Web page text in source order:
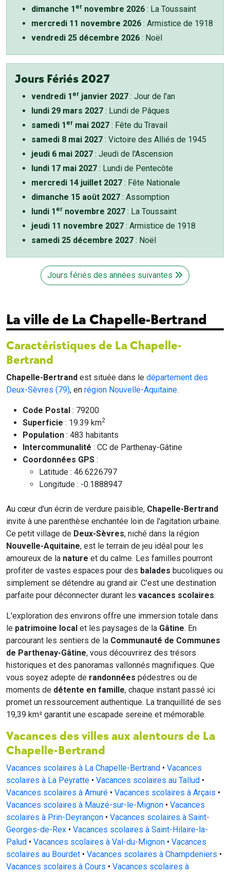
dimanche 1 er novembre 2026 : La Toussaint
mercredi 11 novembre 2026 : Armistice de 1918
vendredi 25 décembre 2026 : Noël
Jours Fériés 2027
vendredi 1 er janvier 2027 : Jour de l'an
lundi 29 mars 2027 : Lundi de Pâques
samedi 1 er mai 2027 : Fête du Travail
samedi 8 mai 2027 : Victoire des Alliés de 1945
jeudi 6 mai 2027 : Jeudi de l'Ascension
lundi 17 mai 2027 : Lundi de Pentecôte
mercredi 14 juillet 2027 : Fête Nationale
dimanche 15 août 2027 : Assomption
lundi 1 er novembre 2027 : La Toussaint
jeudi 11 novembre 2027 : Armistice de 1918
samedi 25 décembre 2027 : Noël
Jours fériés des années suivantes
La ville de La Chapelle-Bertrand
Caractéristiques de La Chapelle-
Bertrand
Chapelle-Bertrand est située dans le département des
Deux-Sèvres (79), en région Nouvelle-Aquitaine.
Code Postal : 79200
Superficie : 19.39 km2
Population : 483 habitants
Intercommunalité : CC de Parthenay-Gâtine
Coordonnées GPS :
Latitude : 46.6226797
Longitude : -0.1888947
Au cœur d'un écrin de verdure paisible, Chapelle-Bertrand
invite à une parenthèse enchantée loin de l'agitation urbaine.
Ce petit village de Deux-Sèvres, niché dans la région
Nouvelle-Aquitaine, est le terrain de jeu idéal pour les
amoureux de la nature et du calme. Les familles pourront
profiter de vastes espaces pour des balades bucoliques ou
simplement se détendre au grand air. C'est une destination
parfaite pour déconnecter durant les vacances scolaires.
L'exploration des environs offre une immersion totale dans
le patrimoine local et les paysages de la Gâtine. En
parcourant les sentiers de la Communauté de Communes
de Parthenay-Gâtine, vous découvrirez des trésors
historiques et des panoramas vallonnés magnifiques. Que
vous soyez adepte de randonnées pédestres ou de
moments de détente en famille, chaque instant passé ici
promet un ressourcement authentique. La tranquillité de ses
19,39 km² garantit une escapade sereine et mémorable.
Vacances des villes aux alentours de La
Chapelle-Bertrand
Vacances scolaires à La Chapelle-Bertrand • Vacances
scolaires à La Peyratte • Vacances scolaires au Tallud •
Vacances scolaires à Amuré • Vacances scolaires à Arçais •
Vacances scolaires à Mauzé-sur-le-Mignon • Vacances
scolaires à Prin-Deyrançon • Vacances scolaires à Saint-
Georges-de-Rex • Vacances scolaires à Saint-Hilaire-la-
Palud • Vacances scolaires à Val-du-Mignon • Vacances
scolaires au Bourdet • Vacances scolaires à Champdeniers •
Vacances scolaires à Cours • Vacances scolaires à